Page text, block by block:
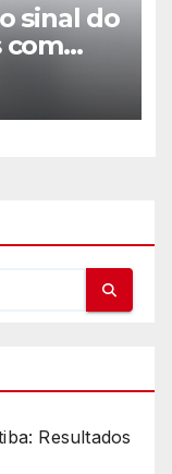
sinal do
com
Resultados